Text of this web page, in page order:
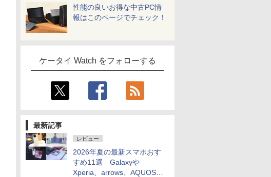
性能の良いお得な中古PC情
報はこのページでチェック！
ケータイ Watch をフォローする
最新記事
レビュー
2026年夏の最新スマホおす
すめ11選 Galaxyや
Xperia、arrows、AQUOSな